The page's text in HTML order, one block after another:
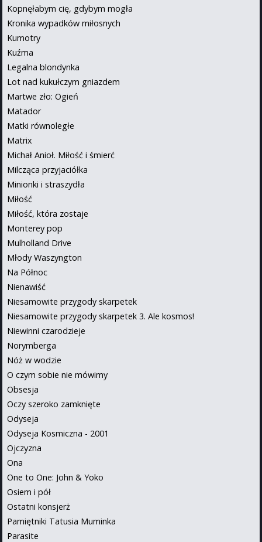
Kopnęłabym cię, gdybym mogła
Kronika wypadków miłosnych
Kumotry
Kuźma
Legalna blondynka
Lot nad kukułczym gniazdem
Martwe zło: Ogień
Matador
Matki równoległe
Matrix
Michał Anioł. Miłość i śmierć
Milcząca przyjaciółka
Minionki i straszydła
Miłość
Miłość, która zostaje
Monterey pop
Mulholland Drive
Młody Waszyngton
Na Północ
Nienawiść
Niesamowite przygody skarpetek
Niesamowite przygody skarpetek 3. Ale kosmos!
Niewinni czarodzieje
Norymberga
Nóż w wodzie
O czym sobie nie mówimy
Obsesja
Oczy szeroko zamknięte
Odyseja
Odyseja Kosmiczna - 2001
Ojczyzna
Ona
One to One: John & Yoko
Osiem i pół
Ostatni konsjerż
Pamiętniki Tatusia Muminka
Parasite